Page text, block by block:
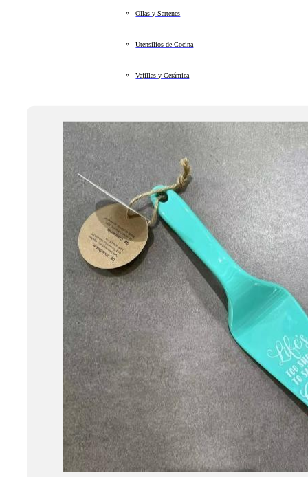
Ollas y Sartenes
Utensilios de Cocina
Vajillas y Cerámica